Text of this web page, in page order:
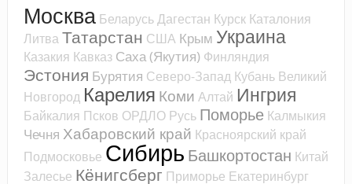
Москва БеларусьДагестан Курск Каталония
ЛитваТатарстан США Крым Украина
Казакия Кавказ Саха (Якутия) Финляндия
Эстония Бурятия Северо-Запад Кубань Великий
Новгород Карелия Коми Алтай Ингрия
Байкалия Псков ОРДЛО Русь Поморье Калмыкия
Чечня Хабаровский край Красноярский край
Подмосковье Сибирь Башкортостан Китай
Залесье Кёнигсберг Приморье Екатеринбург